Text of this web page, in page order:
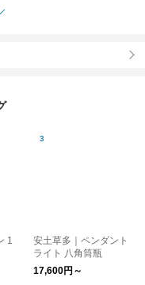
1
安土草多｜ペンダント
ライト 八角筒瓶
17,600円～